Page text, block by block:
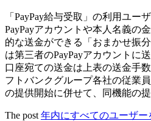
「PayPay給与受取」の利用ユー
PayPayアカウントや本人名義の
的な送金ができる「おまかせ振
は第三者のPayPayアカウントに
口座宛ての送金は上表の送金手
フトバンクグループ各社の従業員
の提供開始に併せて、同機能の提
The post 年内にすべてのユーザー